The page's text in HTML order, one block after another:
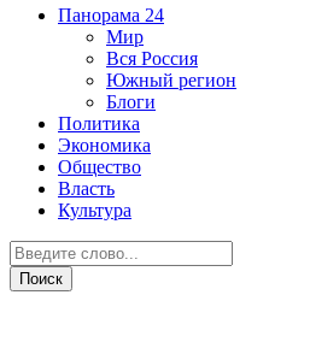
Панорама 24
Мир
Вся Россия
Южный регион
Блоги
Политика
Экономика
Общество
Власть
Культура